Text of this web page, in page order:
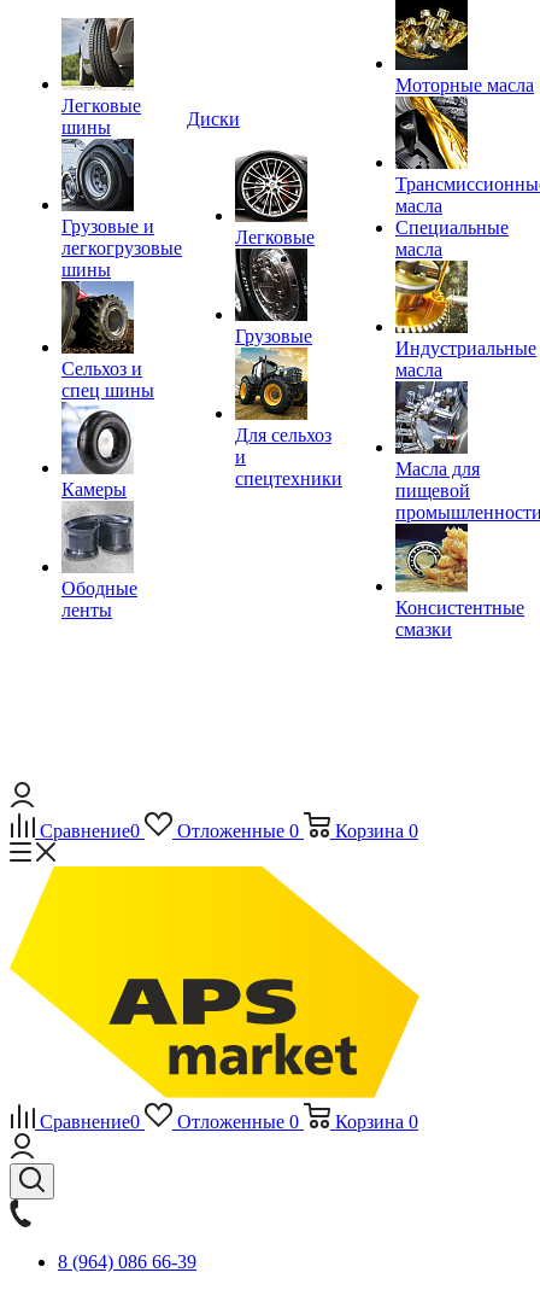
Легковые
шины
Грузовые и
легкогрузовые
шины
Сельхоз и
спец шины
Камеры
Ободные
ленты
Диски
Легковые
Грузовые
Для сельхоз
и
спецтехники
Моторные масла
масла
Специальные
масла
Индустриальные
масла
Масла для
пищевой
Консистентные
смазки
Сравнение0 Отложенные 0 Корзина 0
Сравнение0 Отложенные 0 Корзина 0
8 (964) 086 66-39